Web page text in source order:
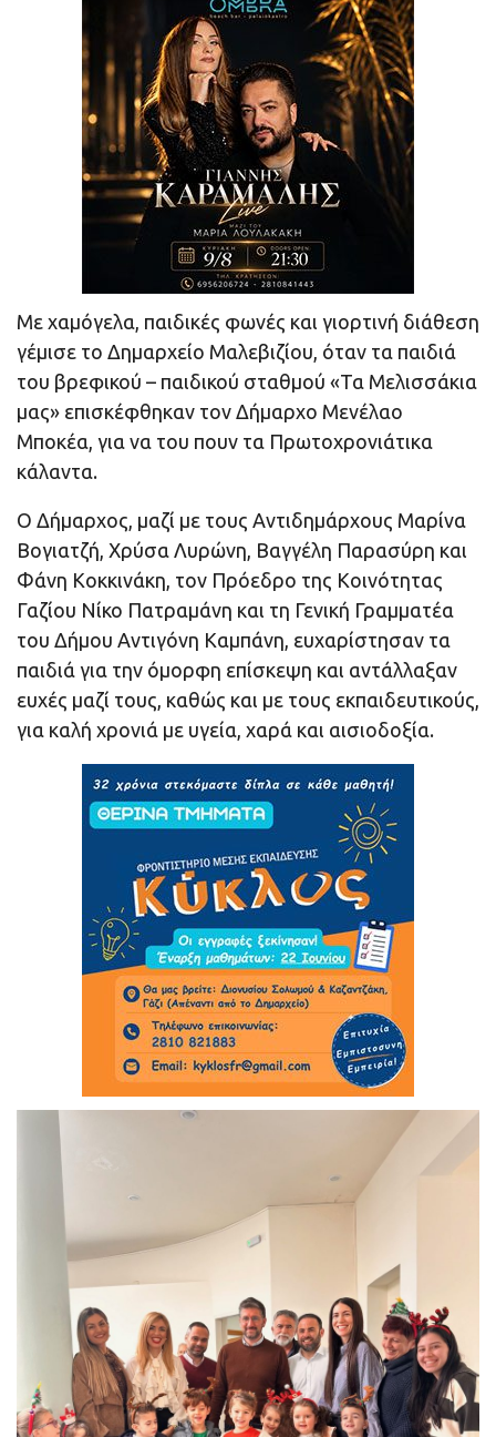
Με χαμόγελα, παιδικές φωνές και γιορτινή διάθεση
γέμισε το Δημαρχείο Μαλεβιζίου, όταν τα παιδιά
του βρεφικού – παιδικού σταθμού «Τα Μελισσάκια
μας» επισκέφθηκαν τον Δήμαρχο Μενέλαο
Μποκέα, για να του πουν τα Πρωτοχρονιάτικα
κάλαντα.
Ο Δήμαρχος, μαζί με τους Αντιδημάρχους Μαρίνα
Βογιατζή, Χρύσα Λυρώνη, Βαγγέλη Παρασύρη και
Φάνη Κοκκινάκη, τον Πρόεδρο της Κοινότητας
Γαζίου Νίκο Πατραμάνη και τη Γενική Γραμματέα
του Δήμου Αντιγόνη Καμπάνη, ευχαρίστησαν τα
παιδιά για την όμορφη επίσκεψη και αντάλλαξαν
ευχές μαζί τους, καθώς και με τους εκπαιδευτικούς,
για καλή χρονιά με υγεία, χαρά και αισιοδοξία.